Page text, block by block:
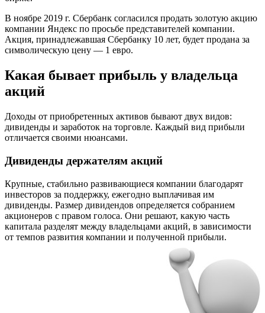
В ноябре 2019 г. Сбербанк согласился продать золотую акцию
компании Яндекс по просьбе представителей компании.
Акция, принадлежавшая Сбербанку 10 лет, будет продана за
символическую цену — 1 евро.
Какая бывает прибыль у владельца
акций
Доходы от приобретенных активов бывают двух видов:
дивиденды и заработок на торговле. Каждый вид прибыли
отличается своими нюансами.
Дивиденды держателям акций
Крупные, стабильно развивающиеся компании благодарят
инвесторов за поддержку, ежегодно выплачивая им
дивиденды. Размер дивидендов определяется собранием
акционеров с правом голоса. Они решают, какую часть
капитала разделят между владельцами акций, в зависимости
от темпов развития компании и полученной прибыли.